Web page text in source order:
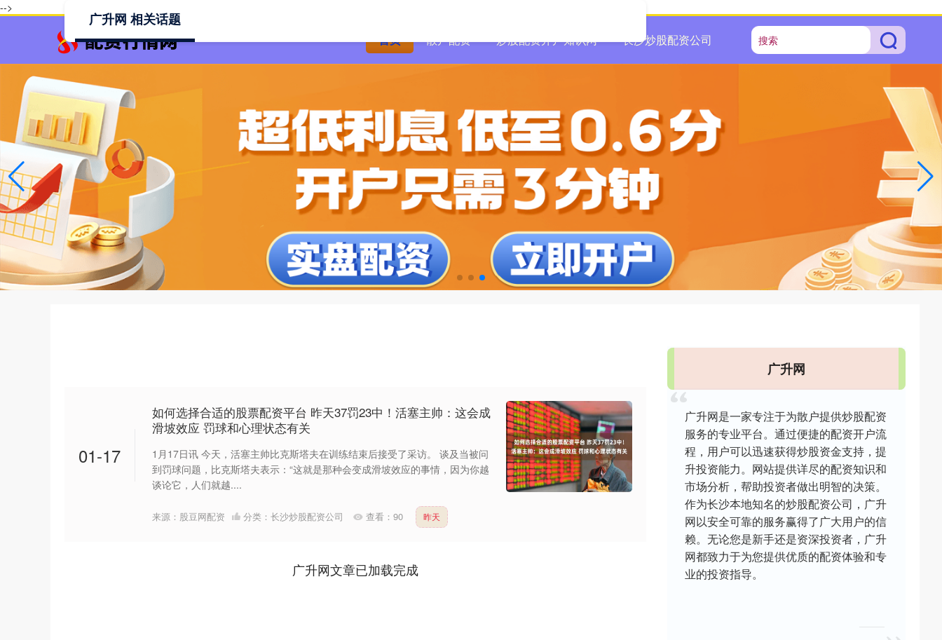
-->
首页 散户配资 炒股配资开户知识网 长沙炒股配资公司
广升网 相关话题
01-17
如何选择合适的股票配资平台 昨天37罚23中！活塞主帅：这会成
滑坡效应 罚球和心理状态有关
1月17日讯 今天，活塞主帅比克斯塔夫在训练结束后接受了采访。 谈及当被问
到罚球问题，比克斯塔夫表示：“这就是那种会变成滑坡效应的事情，因为你越
谈论它，人们就越....
来源：股豆网配资 分类： 长沙炒股配资公司 查看： 90 昨天
广升网文章已加载完成
广升网
广升网是一家专注于为散户提供炒股配资
服务的专业平台。通过便捷的配资开户流
程，用户可以迅速获得炒股资金支持，提
升投资能力。网站提供详尽的配资知识和
市场分析，帮助投资者做出明智的决策。
作为长沙本地知名的炒股配资公司，广升
网以安全可靠的服务赢得了广大用户的信
赖。无论您是新手还是资深投资者，广升
网都致力于为您提供优质的配资体验和专
业的投资指导。